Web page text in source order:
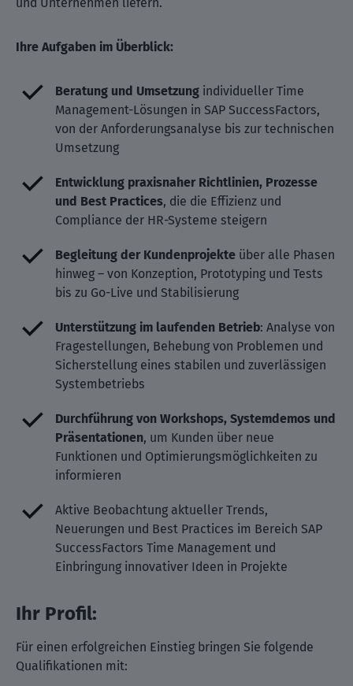
Ihre Aufgaben im Überblick:
Beratung und Umsetzung individueller Time
Management-Lösungen in SAP SuccessFactors,
von der Anforderungsanalyse bis zur technischen
Umsetzung
Entwicklung praxisnaher Richtlinien, Prozesse
und Best Practices, die die Effizienz und
Compliance der HR-Systeme steigern
Begleitung der Kundenprojekte über alle Phasen
hinweg – von Konzeption, Prototyping und Tests
bis zu Go-Live und Stabilisierung
Unterstützung im laufenden Betrieb: Analyse von
Fragestellungen, Behebung von Problemen und
Sicherstellung eines stabilen und zuverlässigen
Systembetriebs
Durchführung von Workshops, Systemdemos und
Präsentationen, um Kunden über neue
Funktionen und Optimierungsmöglichkeiten zu
informieren
Aktive Beobachtung aktueller Trends,
Neuerungen und Best Practices im Bereich SAP
SuccessFactors Time Management und
Einbringung innovativer Ideen in Projekte
Ihr Profil:
Für einen erfolgreichen Einstieg bringen Sie folgende
Qualifikationen mit: